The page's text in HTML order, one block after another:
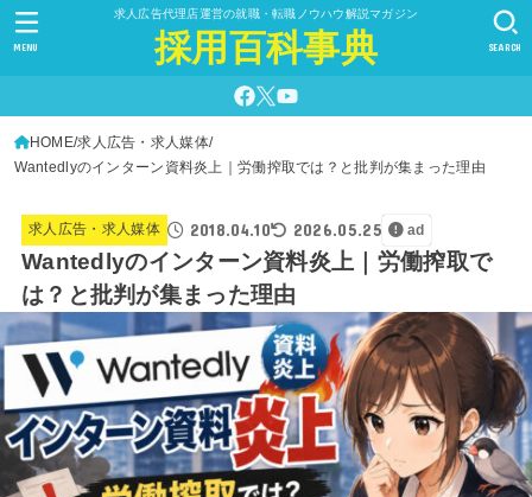
求人広告代理店運営の就職・転職ノウハウ解説マガジン
採用百科事典 SEARCH
MENU
HOME 求人広告・求人媒体
Wantedlyのインターン資料炎上｜労働搾取では？と批判が集まった理由
求人広告・求人媒体 2018.04.10 2026.05.25 ad
Wantedlyのインターン資料炎上｜労働搾取で
は？と批判が集まった理由